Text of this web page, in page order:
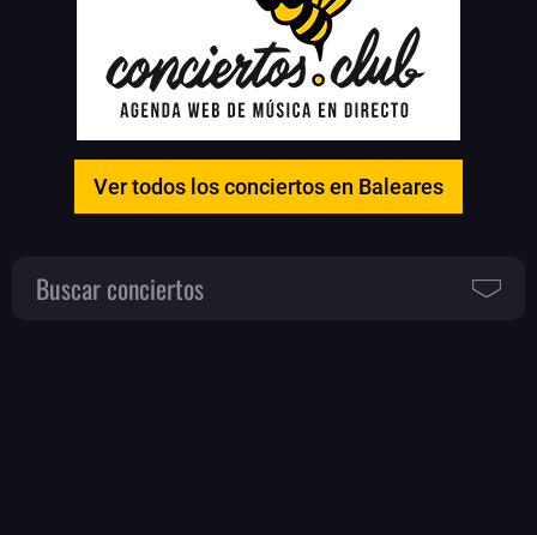
Ver todos los conciertos en Baleares
Buscar conciertos